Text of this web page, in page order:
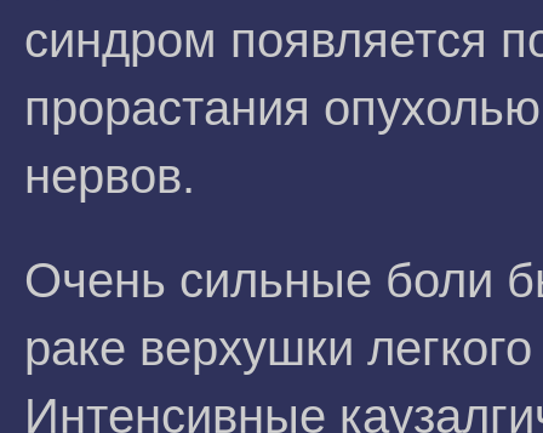
синдром появляется
прорастания
нервов.
Очень сильные боли
раке верхушки
Интенсивные